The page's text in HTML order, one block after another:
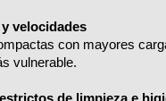
velocidades
con mayores
vulnerable.
de limpieza e